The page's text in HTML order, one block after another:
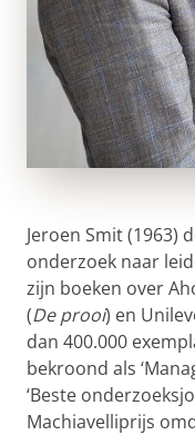
Jeroen Smit (1963)
onderzoek naar
zijn boeken over
(De prooi) en
dan 400.000
bekroond als
‘Beste
Machiavelliprijs